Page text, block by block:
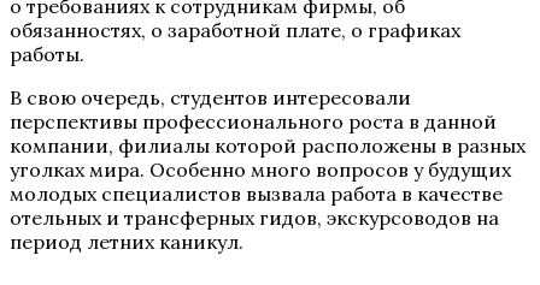
о требованиях к сотрудникам фирмы, об
обязанностях, о заработной плате, о графиках
работы.
В свою очередь, студентов интересовали
перспективы профессионального роста в данной
компании, филиалы которой расположены в разных
уголках мира. Особенно много вопросов у будущих
молодых специалистов вызвала работа в качестве
отельных и трансферных гидов, экскурсоводов на
период летних каникул.